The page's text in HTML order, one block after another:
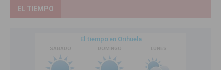
EL TIEMPO